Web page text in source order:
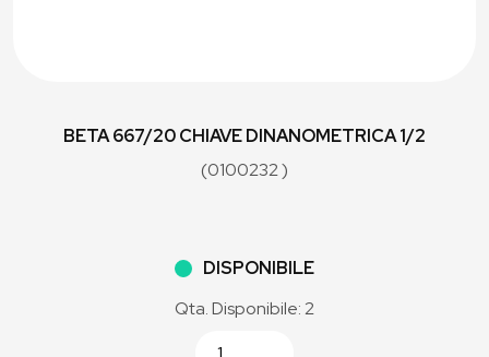
BETA 667/20 CHIAVE DINANOMETRICA 1/2
(0100232 )
DISPONIBILE
Qta. Disponibile: 2